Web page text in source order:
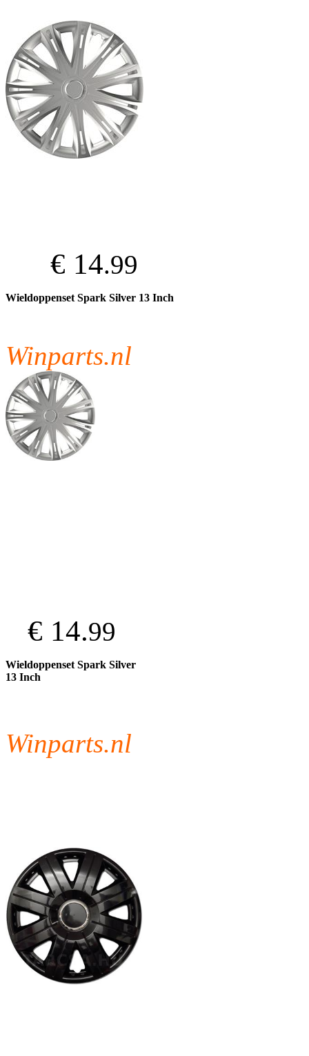
€ 14.99
Wieldoppenset Spark Silver 13 Inch
Winparts.nl
€ 14.99
Wieldoppenset Spark Silver
13 Inch
Winparts.nl